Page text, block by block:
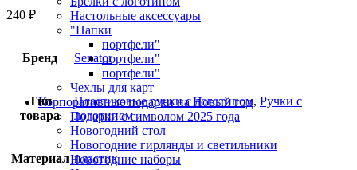
Настольные аксессуары
"Папки
портфели"
портфели"
портфели"
Чехлы для карт
Корпоративные подарки на Новый год
Подарки с символом 2025 года
Новогодний стол
Новогодние гирлянды и светильники
Новогодние наборы
240 ₽
Бренд Senator
Тип
товара
Пластиковые ручки с логотипом, Ручки с
логотипом
Материал пластик